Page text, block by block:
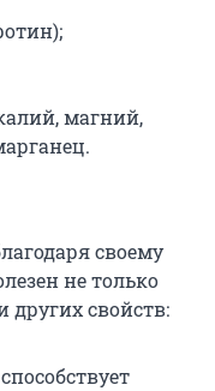
магний,
своему
не только
других свойств: